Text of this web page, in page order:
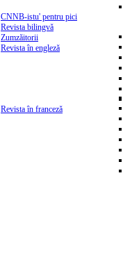
CNNB-istu' pentru pici
Revista bilingvă
Zumzăitorii
Revista în engleză
Revista în franceză